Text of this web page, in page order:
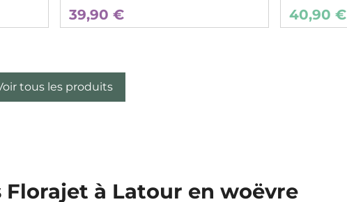
39,90 € 40,90 €
tous les produits
à Latour en woëvre